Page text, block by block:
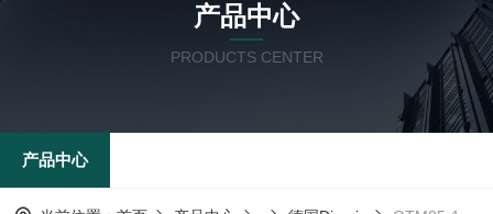
产品中心
PRODUCTS CENTER
产品中心